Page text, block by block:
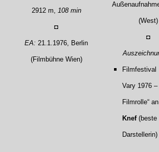
2912 m, 108 min
◘
EA: 21.1.1976, Berlin
(Filmbühne Wien)
(West)
◘
Filmfestival
Vary 1976 –
Filmrolle“
Knef(beste
Darstellerin)